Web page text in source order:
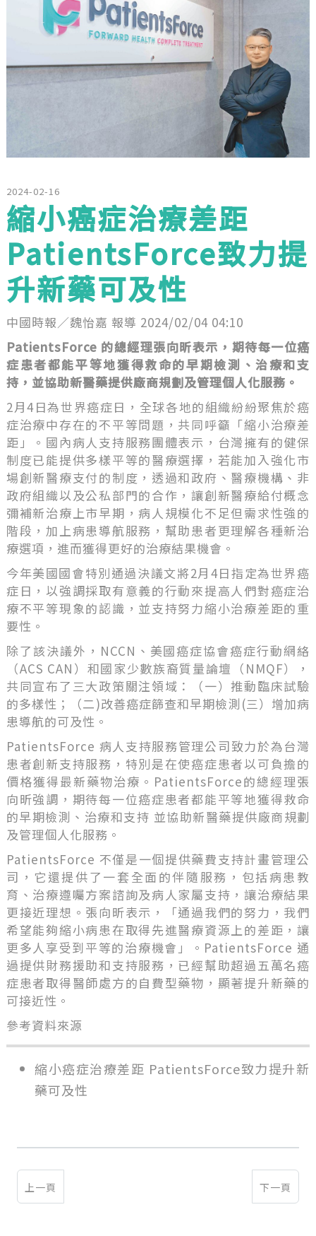
2024-02-16
縮小癌症治療差距
PatientsForce致力提
升新藥可及性
中國時報／魏怡嘉 報導 2024/02/04 04:10
PatientsForce 的總經理張向昕表示，期待每一位癌
症患者都能平等地獲得救命的早期檢測、治療和支
持，並協助新醫藥提供廠商規劃及管理個人化服務。
2月4日為世界癌症日，全球各地的組織紛紛聚焦於癌
症治療中存在的不平等問題，共同呼籲「縮小治療差
距」。國內病人支持服務團體表示，台灣擁有的健保
制度已能提供多樣平等的醫療選擇，若能加入強化市
場創新醫療支付的制度，透過和政府、醫療機構、非
政府組織以及公私部門的合作，讓創新醫療給付概念
彌補新治療上市早期，病人規模化不足但需求性強的
階段，加上病患導航服務，幫助患者更理解各種新治
療選項，進而獲得更好的治療結果機會。
今年美國國會特別通過決議文將2月4日指定為世界癌
症日，以強調採取有意義的行動來提高人們對癌症治
療不平等現象的認識，並支持努力縮小治療差距的重
要性。
除了該決議外，NCCN、美國癌症協會癌症行動網絡
（ACS CAN）和國家少數族裔質量論壇（NMQF），
共同宣布了三大政策關注領域：（一）推動臨床試驗
的多樣性；（二)改善癌症篩查和早期檢測(三）增加病
患導航的可及性。
PatientsForce 病人支持服務管理公司致力於為台灣
患者創新支持服務，特別是在使癌症患者以可負擔的
價格獲得最新藥物治療。PatientsForce的總經理張
向昕強調，期待每一位癌症患者都能平等地獲得救命
的早期檢測、治療和支持 並協助新醫藥提供廠商規劃
及管理個人化服務。
PatientsForce 不僅是一個提供藥費支持計畫管理公
司，它還提供了一套全面的伴隨服務，包括病患教
育、治療遵囑方案諮詢及病人家屬支持，讓治療結果
更接近理想。張向昕表示，「通過我們的努力，我們
希望能夠縮小病患在取得先進醫療資源上的差距，讓
更多人享受到平等的治療機會」。PatientsForce 通
過提供財務援助和支持服務，已經幫助超過五萬名癌
症患者取得醫師處方的自費型藥物，顯著提升新藥的
可接近性。
參考資料來源
縮小癌症治療差距 PatientsForce致力提升新
藥可及性
上一頁 下一頁